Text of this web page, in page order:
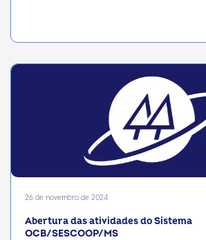
26 de novembro de 2024
Abertura das atividades do Sistema
OCB/SESCOOP/MS